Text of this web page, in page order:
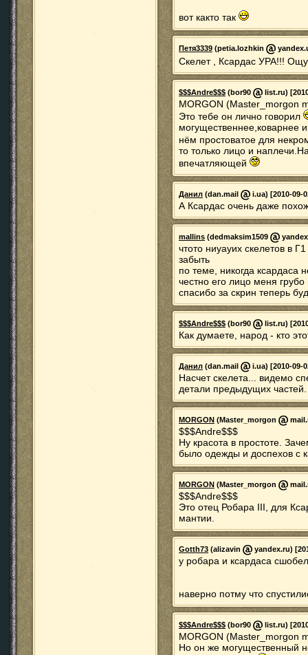
вот както так
Петя3339 (petia.lozhkin
Скелет , Ксардас УРА!!!
$$$Andre$$$ (bor90 list.ru)
MORGON (Master_morgon
Это тебе он лично говорил
могущественнее,коварнее
нём простоватое для
то только лицо и
впечатляющей
Данил (dan.mail i.ua) [2010-09-
А Ксардас очень даже
mallins (dedmaksim1509
чтото ниуауих скелетов в
забыть
по теме, никогда ксардаса
честно его лицо меня
спасибо за скрин теперь
$$$Andre$$$ (bor90 list.ru)
Как думаете, народ - кто
Данил (dan.mail i.ua) [2010-09-
Насчет скелета... видемо
детали предыдущих частей.
MORGON (Master_morgon
$$$Andre$$$
Ну красота в простоте.
было одежды и доспехов с
MORGON (Master_morgon
$$$Andre$$$
Это отец Робара III, для
мантии.
Gotth73 (alizavin yandex.ru)
у робара и ксардаса
наверно потму что
$$$Andre$$$ (bor90 list.ru)
MORGON (Master_morgon
Но он же могущественный